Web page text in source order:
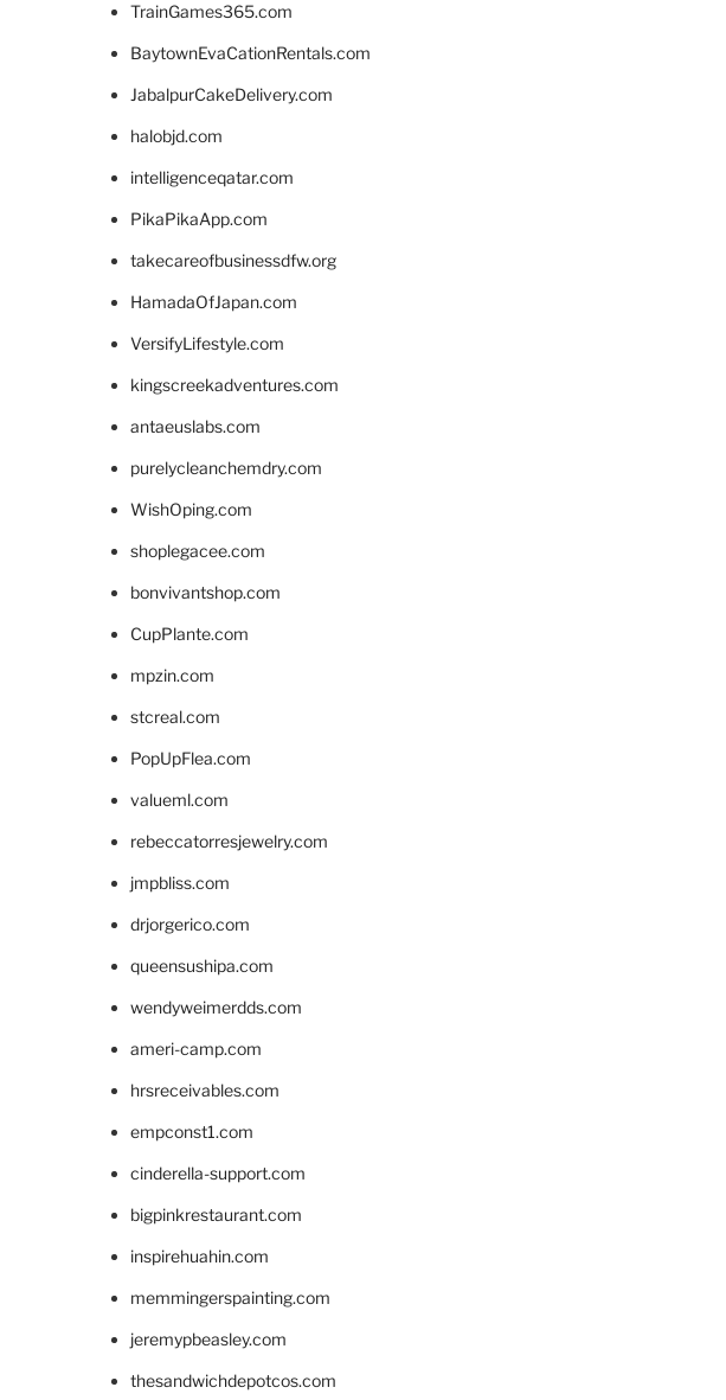
TrainGames365.com
BaytownEvaCationRentals.com
JabalpurCakeDelivery.com
halobjd.com
intelligenceqatar.com
PikaPikaApp.com
takecareofbusinessdfw.org
HamadaOfJapan.com
VersifyLifestyle.com
kingscreekadventures.com
antaeuslabs.com
purelycleanchemdry.com
WishOping.com
shoplegacee.com
bonvivantshop.com
CupPlante.com
mpzin.com
stcreal.com
PopUpFlea.com
valueml.com
rebeccatorresjewelry.com
jmpbliss.com
drjorgerico.com
queensushipa.com
wendyweimerdds.com
ameri-camp.com
hrsreceivables.com
empconst1.com
cinderella-support.com
bigpinkrestaurant.com
inspirehuahin.com
memmingerspainting.com
jeremypbeasley.com
thesandwichdepotcos.com